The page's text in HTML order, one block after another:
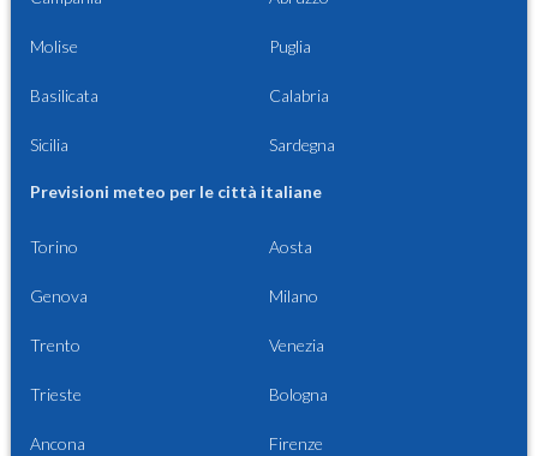
Molise Puglia
Basilicata Calabria
Sicilia Sardegna
Previsioni meteo per le città italiane
Torino Aosta
Genova Milano
Trento Venezia
Trieste Bologna
Ancona Firenze